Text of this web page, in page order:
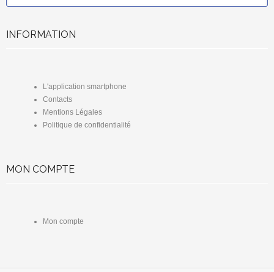
INFORMATION
L'application smartphone
Contacts
Mentions Légales
Politique de confidentialité
MON COMPTE
Mon compte